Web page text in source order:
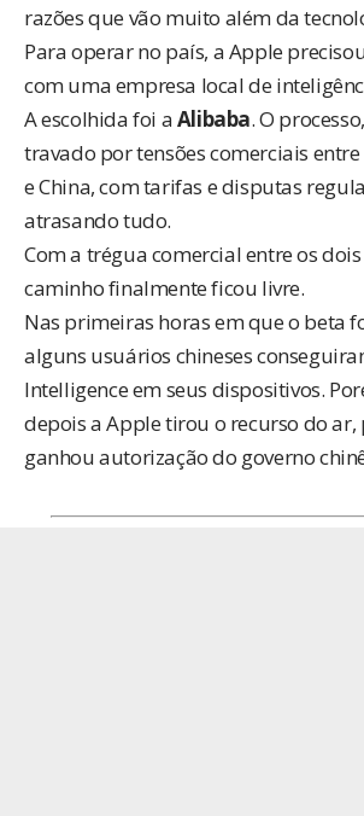
razões que vão muito além da
Para operar no país, a Apple
com uma empresa local de
A escolhida foi aAlibaba. O
travado por tensões comerciais
e China, com tarifas e disputas
atrasando tudo.
Com a trégua comercial entre os
caminho finalmente ficou livre.
Nas primeiras horas em que o beta
alguns usuários chineses
Intelligence em seus dispositivos.
depois a Apple tirou o recurso do ar,
ganhou autorização do governo